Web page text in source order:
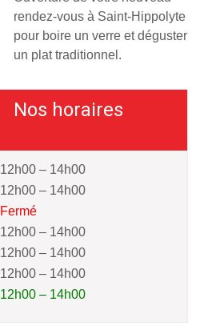
rendez-vous à Saint-Hippolyte
pour boire un verre et déguster
un plat traditionnel.
Nos horaires
12h00 – 14h00
12h00 – 14h00
Fermé
12h00 – 14h00
12h00 – 14h00
12h00 – 14h00
12h00 – 14h00